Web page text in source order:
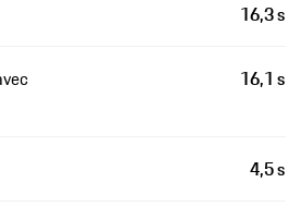
16,3 s
16,1 s
4,5 s